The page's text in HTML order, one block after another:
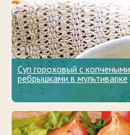
Суп гороховый с копчеными
ребрышками в мультиварке